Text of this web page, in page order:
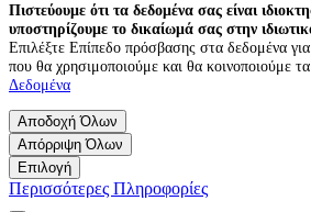
Πιστεύουμε ότι τα δεδομένα σας είναι
υποστηρίζουμε το δικαίωμά σας στην
Επιλέξτε Επίπεδο πρόσβασης στα δεδομένα
που θα χρησιμοποιούμε και θα κοινοποιούμε
Δεδομένα
Αποδοχή Όλων
Απόρριψη Όλων
Επιλογή
Περισσότερες Πληροφορίες